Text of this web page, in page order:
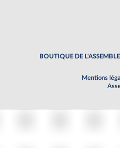
BOUTIQUE DE
Mentions